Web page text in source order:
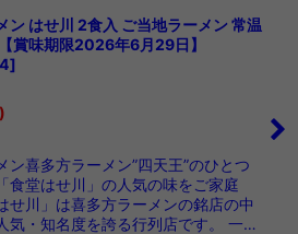
絞り込む
ン はせ川 2食入 ご当地ラーメン 常温
賞味期限2026年6月29日】
]
ン喜多方ラーメン”四天王”のひとつ
食堂はせ川」の人気の味をご家庭
せ川」は喜多方ラーメンの銘店の中
気・知名度を誇る行列店です。 一…